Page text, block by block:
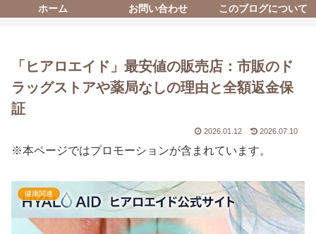
ホーム お問い合わせ このブログについて
「ヒアロエイド」最安値の販売店：市販のド
ラッグストアや薬局なしの理由と全額返金保
証
2026.01.12 2026.07.10
※本ページではプロモーションが含まれています。
健康関連